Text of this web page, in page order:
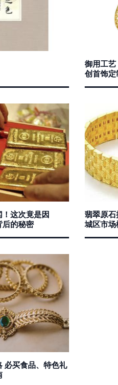
御用工
创首饰定
这次竟是因
的秘密
翡翠原
城区市
必买食品、特色礼